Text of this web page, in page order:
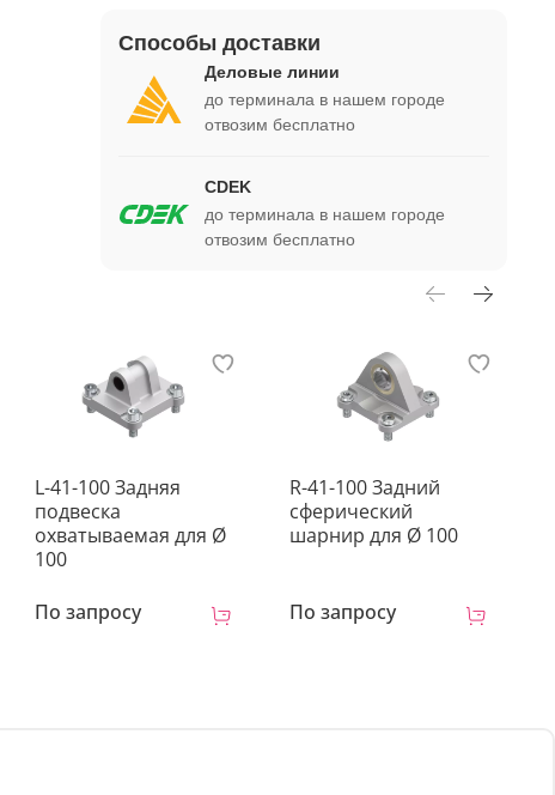
Способы доставки
Деловые линии
до терминала в нашем городе
отвозим бесплатно
CDEK
до терминала в нашем городе
отвозим бесплатно
L-41-100 Задняя
подвеска
охватываемая для Ø
100
По запросу
R-41-100 Задний
сферический
шарнир для Ø 100
По запросу